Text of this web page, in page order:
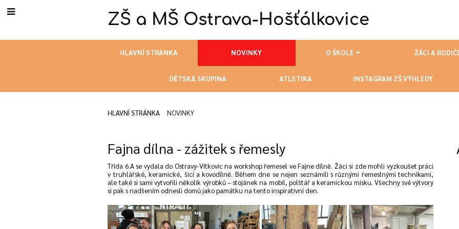
ZŠ a MŠ Ostrava-Hošťálkovice
HLAVNÍ STRÁNKA NOVINKY O ŠKOLE ŽÁCI A
DĚTSKÁ SKUPINA ATLETIKA INSTAGRAM ZŠ VÝHLEDY
HLAVNÍ STRÁNKA NOVINKY
Novinky
Fajna dílna - zážitek s řemesly
Třída 6.A se vydala do Ostravy-Vítkovic na workshop řemesel ve Fajne dílně. Žáci si zde mohli vyzkoušet práci
v truhlářské, keramické, šicí a kovodílně. Během dne se nejen seznámili s různými řemeslnými technikami,
ale také si sami vytvořili několik výrobků – stojánek na mobil, polštář a keramickou misku. Všechny své výtvory
si pak s nadšením odnesli domů jako památku na tento inspirativní den.